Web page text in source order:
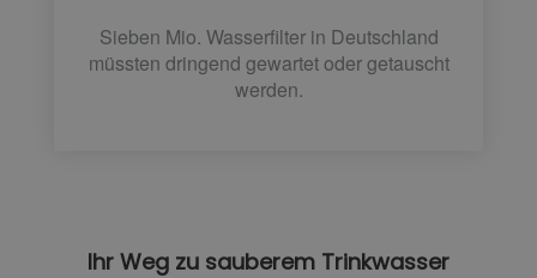
Sieben Mio. Wasserfilter in Deutschland
müssten dringend gewartet oder getauscht
werden.
Ihr Weg zu sauberem Trinkwasser